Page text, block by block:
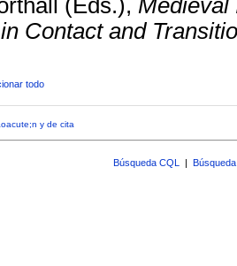
(Eds.), Medieval
Contact and
todo
y de cita
Búsqueda CQL |